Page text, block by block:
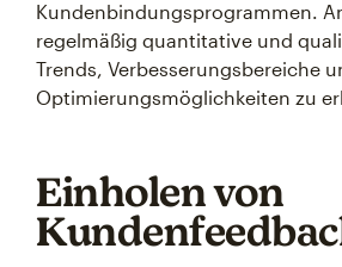
Kundenbindungsprogrammen.
regelmäßig quantitative und
Trends, Verbesserungsbereiche
Optimierungsmöglichkeiten zu
Einholen von